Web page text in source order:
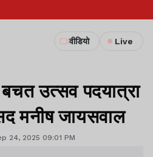
वीडियो Live
उत्सव पदयात्रा
मनीष जायसवाल
24, 2025 09:01 PM